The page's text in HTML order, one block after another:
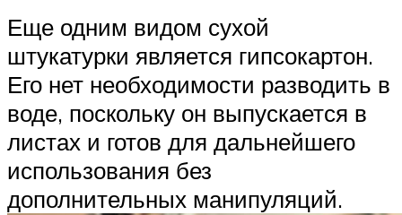
Еще одним видом сухой
штукатурки является гипсокартон.
Его нет необходимости разводить в
воде, поскольку он выпускается в
листах и готов для дальнейшего
использования без
дополнительных манипуляций.